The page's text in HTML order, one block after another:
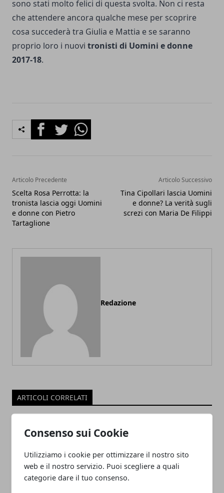
Consenso sui Cookie
Utilizziamo i cookie per ottimizzare il nostro sito
web e il nostro servizio. Puoi scegliere a quali
categorie dare il tuo consenso.
sono stati molto felici di questa svolta. Non ci resta
che attendere ancora qualche mese per scoprire
cosa succederà tra Giulia e Mattia e se saranno
proprio loro i nuovi tronisti di Uomini e donne
2017-18.
FacebookTwitterWhatsapp
Articolo Precedente
Scelta Rosa Perrotta: la
tronista lascia oggi Uomini
e donne con Pietro
Tartaglione
Articolo Successivo
Tina Cipollari lascia Uomini
e donne? La verità sugli
screzi con Maria De Filippi
Redazione
ARTICOLI CORRELATI